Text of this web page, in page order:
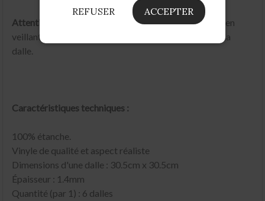
Attention
: Retirez uniquement le paier de protection en
veillant à bien conserver la feuille adhésive au dos de la
dalle.
Caractéristiques techniques :
100% étanche.
Vinyle de qualité et aspect réaliste
Dimensions d'une dalle : 30.5cm x 30.5cm
Épaisseur : 1.4mm
Quantité (par 1) : 6 dalles
REFUSER ACCEPTER